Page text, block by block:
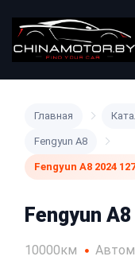
Главная
Fengyun A8
Fengyun A8 2024 127
Fengyun
10000км